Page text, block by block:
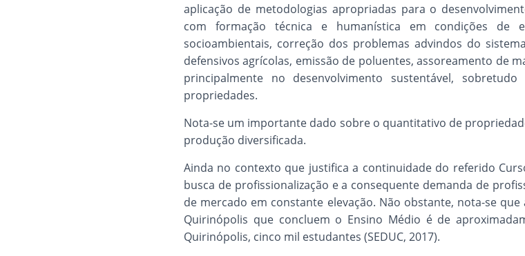
aplicação de metodologias apropriadas para o
com formação técnica e humanística em condições de
socioambientais, correção dos problemas advindos do
defensivos agrícolas, emissão de poluentes, assoreamento de
principalmente no desenvolvimento sustentável,
propriedades.
Nota-se um importante dado sobre o quantitativo de
produção diversificada.
Ainda no contexto que justifica a continuidade do referido
busca de profissionalização e a consequente demanda de
de mercado em constante elevação. Não obstante, nota-se
Quirinópolis que concluem o Ensino Médio é de
Quirinópolis, cinco mil estudantes (SEDUC, 2017).